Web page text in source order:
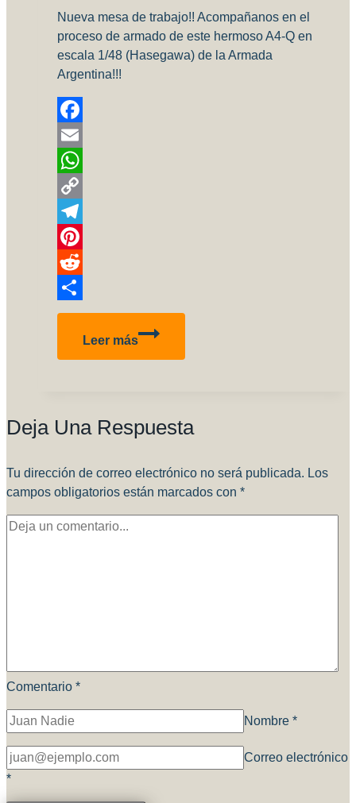
Nueva mesa de trabajo!! Acompañanos en el
proceso de armado de este hermoso A4-Q en
escala 1/48 (Hasegawa) de la Armada
Argentina!!!
Facebook
Email
WhatsApp
Copy
Link
Telegram
Pinterest
Reddit
Compartir
Leer más
A-
A-
Deja Una Respuesta
Tu dirección de correo electrónico no será publicada. Los
campos obligatorios están marcados con *
Comentario *
Nombre *
Correo electrónico
*